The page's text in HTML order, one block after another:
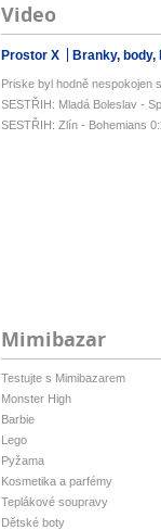
Video
Prostor X Branky, body,
Priske byl hodně nespokojen
SESTŘIH: Mladá Boleslav -
SESTŘIH: Zlín - Bohemians
Mimibazar
Testujte s Mimibazarem
Monster High
Barbie
Lego
Pyžama
Kosmetika a parfémy
Teplákové soupravy
Dětské boty